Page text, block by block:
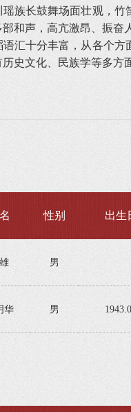
族长鼓舞场面壮观，
和声，高亢激昂、振奋
十分丰富，从各个方
史文化、民族学等多方
性别 出生
男
华 男